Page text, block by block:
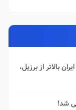
بالاتر از برزیل،
شد!